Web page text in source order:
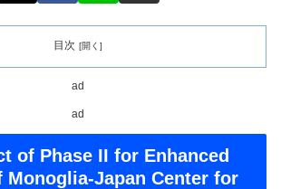
目次
ad
ad
of Phase II for Enhanced
Monoglia-Japan Center for